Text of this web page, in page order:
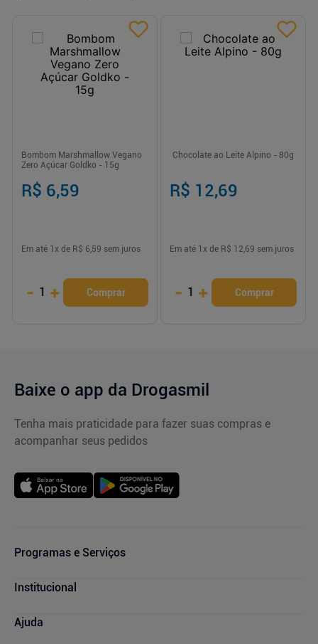
Bombom Marshmallow Vegano
Zero Açúcar Goldko - 15g
R$ 6,59
Em até 1 x de R$ 6,59 sem juros
- 1 + Comprar
Chocolate ao Leite Alpino - 80g
R$ 12,69
Em até 1 x de R$ 12,69 sem juros
- 1 + Comprar
Baixe o app da Drogasmil
Tenha mais praticidade para fazer suas compras e
acompanhar seus pedidos
Programas e Serviços
Cupons de Desconto
Consultas Médicas
Institucional
Blog Drogasmil
Ajuda